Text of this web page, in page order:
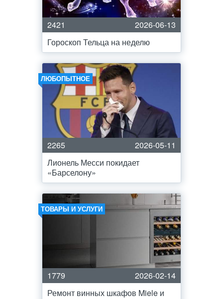
2421
2026-06-13
Гороскоп Тельца на неделю
ЛЮБОПЫТНОЕ
2265
2026-05-11
Лионель Месси покидает
«Барселону»
ТОВАРЫ И УСЛУГИ
1779
2026-02-14
Ремонт винных шкафов Miele и